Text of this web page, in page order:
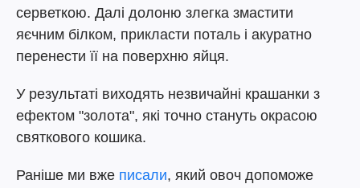
серветкою. Далі долоню злегка змастити
яєчним білком, прикласти поталь і акуратно
перенести її на поверхню яйця.
У результаті виходять незвичайні крашанки з
ефектом "золота", які точно стануть окрасою
святкового кошика.
Раніше ми вже писали, який овоч допоможе